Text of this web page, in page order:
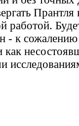
Прантля
работой.
- к сожалению
как